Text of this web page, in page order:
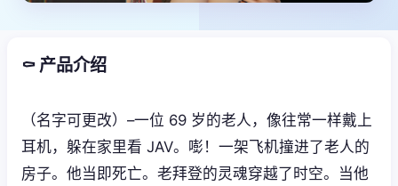
⚰️ 产品介绍
（名字可更改）–一位 69 岁的老人，像往常一样戴上
耳机，躲在家里看 JAV。嘭！一架飞机撞进了老人的
房子。他当即死亡。老拜登的灵魂穿越了时空。当他